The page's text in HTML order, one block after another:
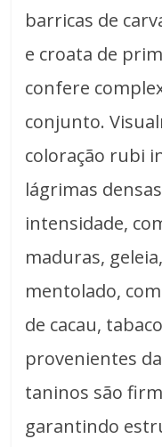
barricas de
e croata de
confere
conjunto.
coloração rubi
lágrimas
intensidade,
maduras,
mentolado,
de cacau,
provenientes
taninos são
garantindo